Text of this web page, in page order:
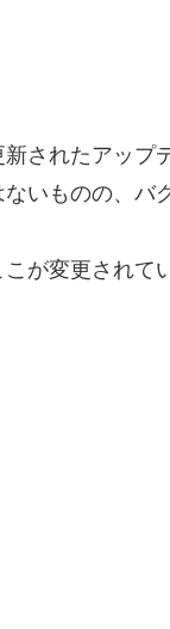
されたアップ
いものの、バ
こが変更されて